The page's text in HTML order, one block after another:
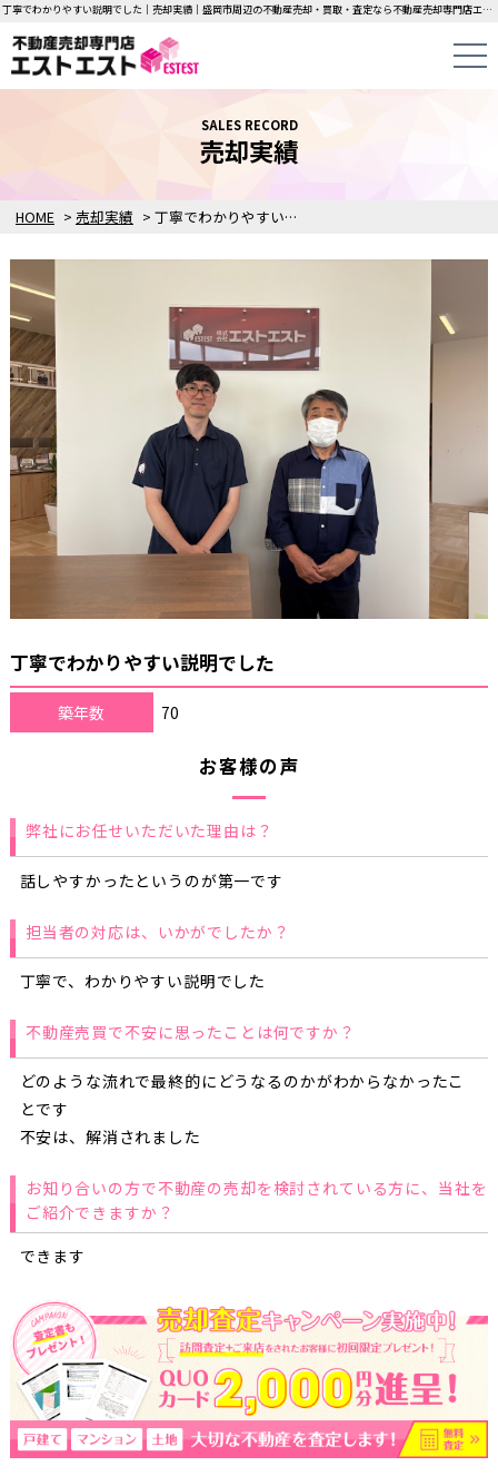
丁寧でわかりやすい説明でした｜売却実績｜盛岡市周辺の不動産売却・買取・査定なら不動産売却専門店エストエストにお任せください！中古一戸建て・マンション・土地の即日無料査定・即金買取を行っています！
HOME > 売却実績 > 丁寧でわかりやすい説明でした
SALES RECORD
売却実績
丁寧でわかりやすい説明でした
築年数 70
お客様の声
弊社にお任せいただいた理由は？
話しやすかったというのが第一です
担当者の対応は、いかがでしたか？
丁寧で、わかりやすい説明でした
不動産売買で不安に思ったことは何ですか？
どのような流れで最終的にどうなるのかがわからなかったこ
とです
不安は、解消されました
お知り合いの方で不動産の売却を検討されている方に、当社を
ご紹介できますか？
できます